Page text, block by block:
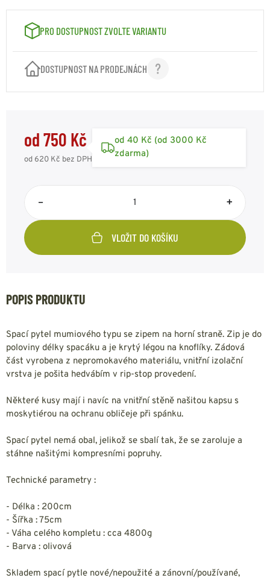
PRO DOSTUPNOST ZVOLTE VARIANTU
DOSTUPNOST NA PRODEJNÁCH
od 750 Kč
od 620 Kč bez DPH
od 40 Kč (od 3000 Kč
zdarma)
– +
VLOŽIT DO KOŠÍKU
POPIS PRODUKTU
Spací pytel mumiového typu se zipem na horní straně. Zip je do
poloviny délky spacáku a je krytý légou na knoflíky. Zádová
část vyrobena z nepromokavého materiálu, vnitřní izolační
vrstva je pošita hedvábím v rip-stop provedení.
Některé kusy mají i navíc na vnitřní stěně našitou kapsu s
moskytiérou na ochranu obličeje při spánku.
Spací pytel nemá obal, jelikož se sbalí tak, že se zaroluje a
stáhne našitými kompresními popruhy.
Technické parametry :
- Délka : 200cm
- Šířka : 75cm
- Váha celého kompletu : cca 4800g
- Barva : olivová
Skladem spací pytle nové/nepoužité a zánovní/používané,